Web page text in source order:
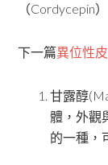
（Cordycepin
下一篇異位性
甘露醇
體，外觀
的一種，